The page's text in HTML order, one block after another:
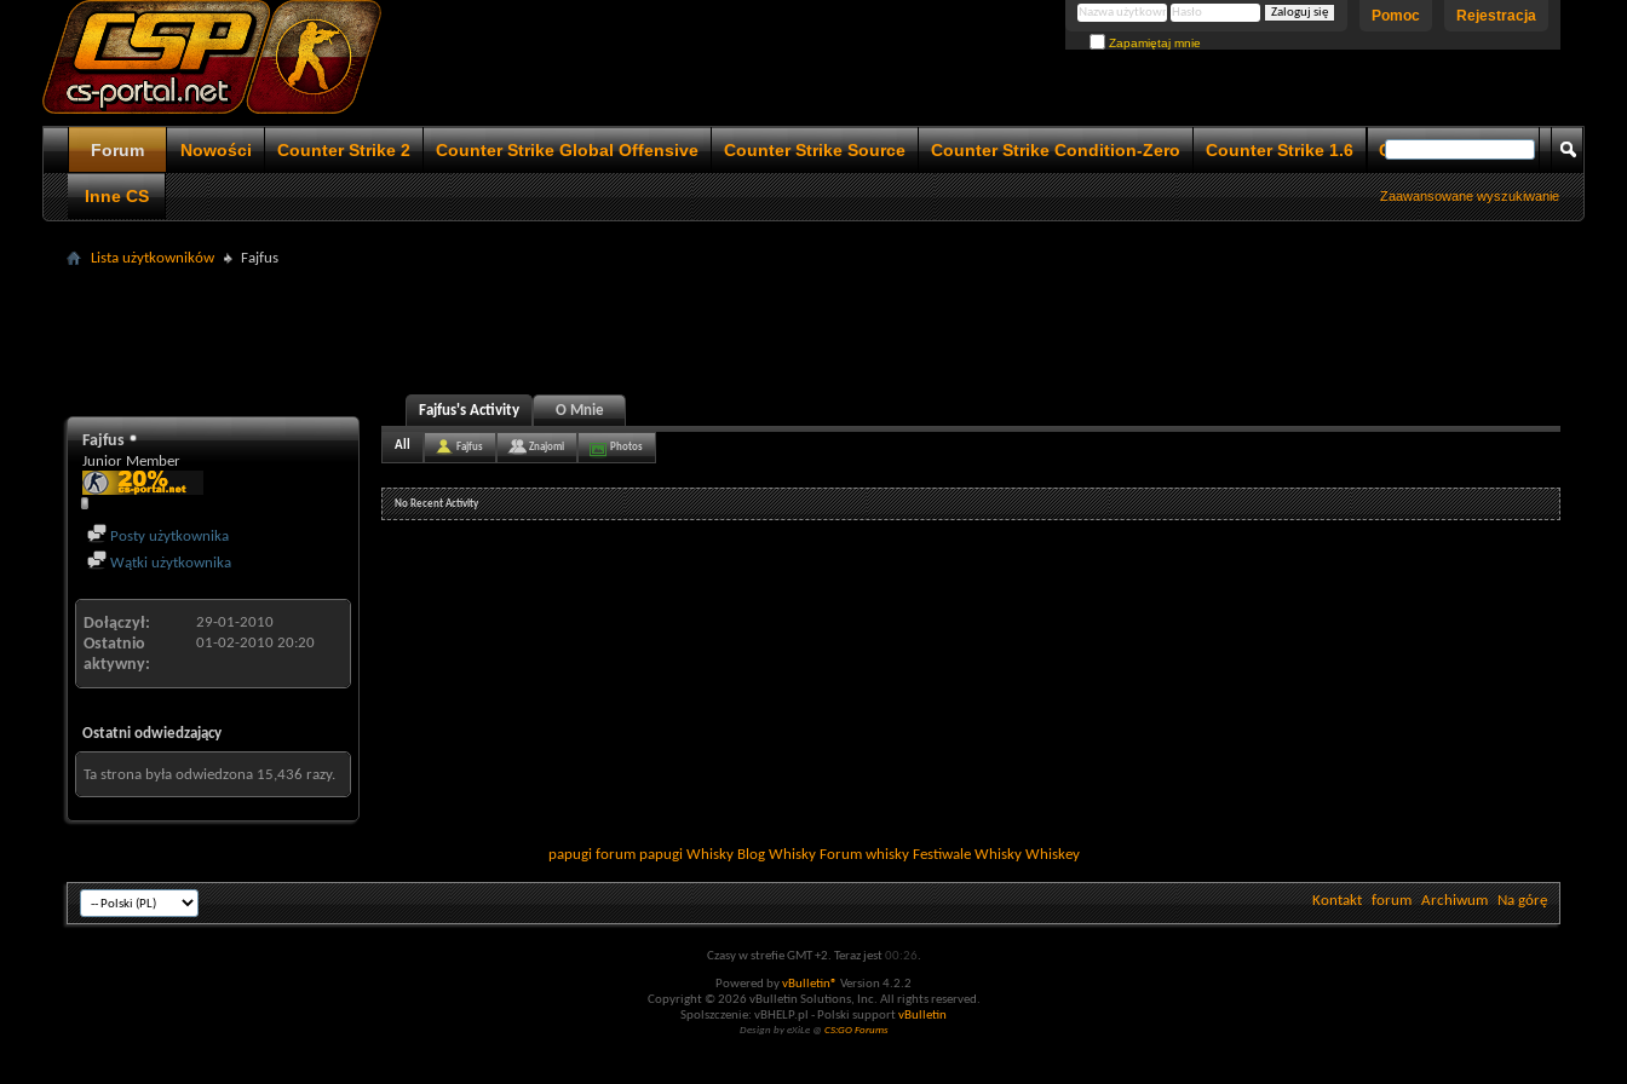
Rejestracja
Pomoc
Zapamiętaj mnie
Forum Nowości Counter Strike 2 Counter Strike Global Offensive Counter Strike Source Counter Strike Condition-Zero Counter Strike 1.6 Counter Strike 1.5
Inne CS Zaawansowane wyszukiwanie
Lista użytkowników Fajfus
Fajfus
Junior Member
Posty użytkownika
Wątki użytkownika
Dołączył 29-01-2010
Ostatnio
aktywny
01-02-2010 20:20
Ostatni odwiedzający
Ta strona była odwiedzona 15,436 razy.
Fajfus's Activity O Mnie
All Fajfus Znajomi Photos
No Recent Activity
papugi forum papugi Whisky Blog Whisky Forum whisky Festiwale Whisky Whiskey
Kontakt forum Archiwum Na górę
Czasy w strefie GMT +2. Teraz jest00:26.
Powered byvBulletin® Version 4.2.2
Copyright © 2026 vBulletin Solutions, Inc. All rights reserved.
Spolszczenie: vBHELP.pl - Polski supportvBulletin
Design by eXiLe @ CS:GO Forums